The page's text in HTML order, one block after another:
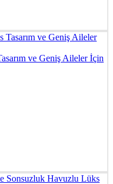
ve Geniş Aileler İçin